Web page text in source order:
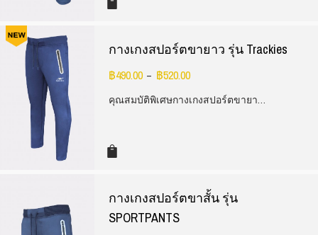
กางเกงสปอร์ตขายาว รุ่น Trackies
฿490.00 – ฿520.00
คุณสมบัติพิเศษกางเกงสปอร์ตขายา…
กางเกงสปอร์ตขาสั้น รุ่น
SPORTPANTS